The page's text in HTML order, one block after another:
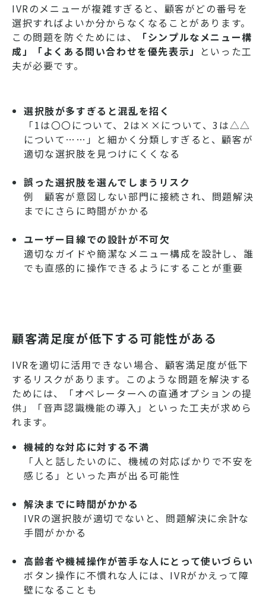
IVRのメニューが複雑すぎると、顧客がどの番号を
選択すればよいか分からなくなることがあります。
この問題を防ぐためには、
「シンプルなメニュー構
成」「よくある問い合わせを優先表示」
といった工
夫が必要です。
選択肢が多すぎると混乱を招く
「1は〇〇について、2は××について、3は△△
について……」と細かく分類しすぎると、顧客が
適切な選択肢を見つけにくくなる
誤った選択肢を選んでしまうリスク
例 顧客が意図しない部門に接続され、問題解決
までにさらに時間がかかる
ユーザー目線での設計が不可欠
適切なガイドや簡潔なメニュー構成を設計し、誰
でも直感的に操作できるようにすることが重要
顧客満足度が低下する可能性がある
IVRを適切に活用できない場合、顧客満足度が低下
するリスクがあります。このような問題を解決する
ためには、「オペレーターへの直通オプションの提
供」「音声認識機能の導入」といった工夫が求めら
れます。
機械的な対応に対する不満
「人と話したいのに、機械の対応ばかりで不安を
感じる」といった声が出る可能性
解決までに時間がかかる
IVRの選択肢が適切でないと、問題解決に余計な
手間がかかる
高齢者や機械操作が苦手な人にとって使いづらい
ボタン操作に不慣れな人には、IVRがかえって障
壁になることも